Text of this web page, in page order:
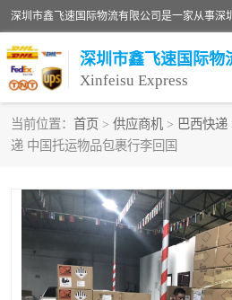
深圳市鑫飞速国际物
Xinfeisu Express
当前位置： 首页 > 供应商机 > 巴西快递
递 中国托运物品包裹行李回国
联邦快递
俄罗斯快递
深圳DHL国际快递
UPS国际快递